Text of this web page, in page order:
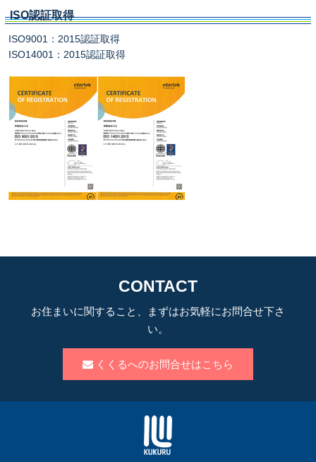
ISO認証取得
ISO9001：2015認証取得
ISO14001：2015認証取得
CONTACT
お住まいに関すること、まずはお気軽にお問合せ下さ
い。
くくるへのお問合せはこちら